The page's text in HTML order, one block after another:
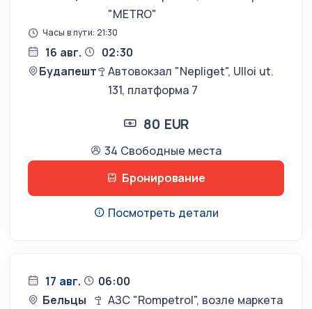
"METRO"
Часы в пути: 21:30
16 авг.
02:30
Будапешт
Автовокзал "Nepliget", Ulloi ut.
131, платформа 7
80 EUR
34 Свободные места
Бронирование
Посмотреть детали
17 авг.
06:00
Бельцы
АЗС "Rompetrol", возле маркета